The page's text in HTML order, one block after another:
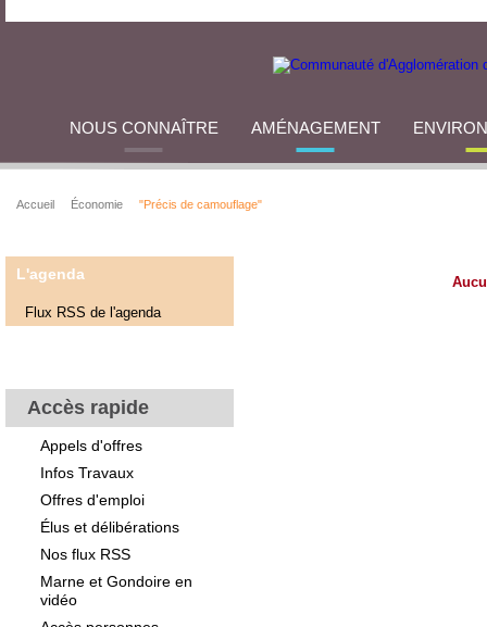
NOUS CONNAÎTRE AMÉNAGEMENT
Accueil Économie "Précis de camouflage"
L'agenda
Flux RSS de l'agenda
Accès rapide
Appels d'offres
Infos Travaux
Offres d'emploi
Élus et délibérations
Nos flux RSS
Marne et Gondoire en
vidéo